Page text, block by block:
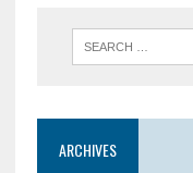
ARCHIVES